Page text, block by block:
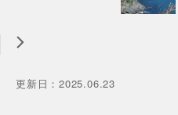
更新日 ：2025.06.23